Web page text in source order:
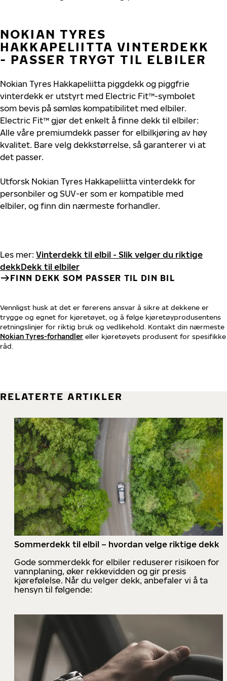
NOKIAN TYRES
HAKKAPELIITTA VINTERDEKK
- PASSER TRYGT TIL ELBILER
Nokian Tyres Hakkapeliitta piggdekk og piggfrie
vinterdekk er utstyrt med Electric Fit™-symbolet
som bevis på sømløs kompatibilitet med elbiler.
Electric Fit™ gjør det enkelt å finne dekk til elbiler:
Alle våre premiumdekk passer for elbilkjøring av høy
kvalitet. Bare velg dekkstørrelse, så garanterer vi at
det passer.
Utforsk Nokian Tyres Hakkapeliitta vinterdekk for
personbiler og SUV-er som er kompatible med
elbiler, og finn din nærmeste forhandler.
Les mer: Vinterdekk til elbil - Slik velger du riktige
dekkDekk til elbiler
FINN DEKK SOM PASSER TIL DIN BIL
Vennligst husk at det er førerens ansvar å sikre at dekkene er
trygge og egnet for kjøretøyet, og å følge kjøretøyprodusentens
retningslinjer for riktig bruk og vedlikehold. Kontakt din nærmeste
Nokian Tyres-forhandler eller kjøretøyets produsent for spesifikke
råd.
RELATERTE ARTIKLER
Sommerdekk til elbil – hvordan velge riktige dekk
Gode sommerdekk for elbiler reduserer risikoen for
vannplaning, øker rekkevidden og gir presis
kjørefølelse. Når du velger dekk, anbefaler vi å ta
hensyn til følgende: